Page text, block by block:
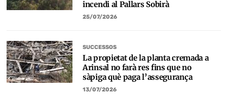
incendi al Pallars Sobirà
25/07/2026
SUCCESSOS
La propietat de la planta cremada a
Arinsal no farà res fins que no
sàpiga què paga l’assegurança
13/07/2026